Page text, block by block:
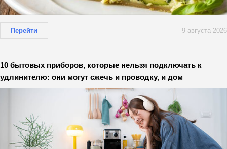
Перейти 9 августа 2026
10 бытовых приборов, которые нельзя подключать к
удлинителю: они могут сжечь и проводку, и дом